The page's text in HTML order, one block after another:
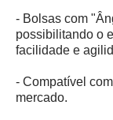
- Bolsas com
possibilitando o
facilidade e
- Compatível
mercado.